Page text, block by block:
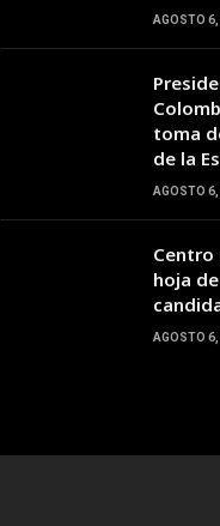
05:00
31°C
AGOSTO
toma
de la
AGOSTO
Centro
hoja
AGOSTO